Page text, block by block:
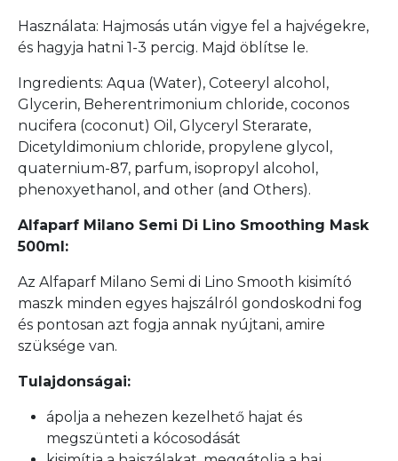
Használata: Hajmosás után vigye fel a hajvégekre,
és hagyja hatni 1-3 percig. Majd öblítse le.
Ingredients: Aqua (Water), Coteeryl alcohol,
Glycerin, Beherentrimonium chloride, coconos
nucifera (coconut) Oil, Glyceryl Sterarate,
Dicetyldimonium chloride, propylene glycol,
quaternium-87, parfum, isopropyl alcohol,
phenoxyethanol, and other (and Others).
Alfaparf Milano Semi Di Lino Smoothing Mask
500ml:
Az Alfaparf Milano Semi di Lino Smooth kisimító
maszk minden egyes hajszálról gondoskodni fog
és pontosan azt fogja annak nyújtani, amire
szüksége van.
Tulajdonságai:
ápolja a nehezen kezelhető hajat és
megszünteti a kócosodását